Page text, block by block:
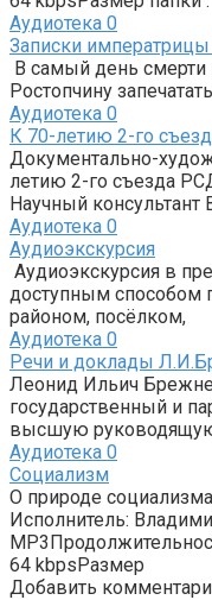
Аудиотека 0
Записки
В самый день смерти
Ростопчину
Аудиотека 0
К 70-летию 2-го
Документально-
летию 2-го съезда
Научный консультант
Аудиотека 0
Аудиоэкскурсия
Аудиоэкскурсия в
доступным способом
районом, посёлком,
Аудиотека 0
Речи и доклады
Леонид Ильич
государственный и
высшую
Аудиотека 0
Социализм
О природе
Исполнитель:
64 kbpsРазмер
Добавить